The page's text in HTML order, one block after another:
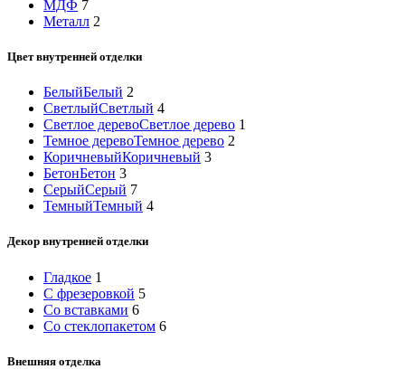
МДФ 7
Металл 2
Цвет внутренней отделки
БелыйБелый 2
СветлыйСветлый 4
Светлое деревоСветлое дерево 1
Темное деревоТемное дерево 2
КоричневыйКоричневый 3
БетонБетон 3
СерыйСерый 7
ТемныйТемный 4
Декор внутренней отделки
Гладкое 1
С фрезеровкой 5
Со вставками 6
Со стеклопакетом 6
Внешняя отделка